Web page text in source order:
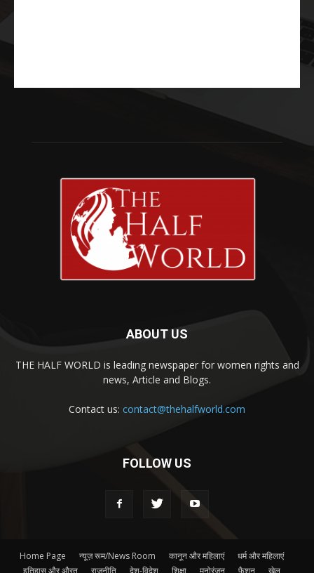
ABOUT US
THE HALF WORLD is leading newspaper for women rights and
news, Article and Blogs.
Contact us: contact@thehalfworld.com
FOLLOW US
Home Page न्यूज़ रूम/News Room कानून और महिलाएं
धर्म और महिलाएं
इतिहास और औरत
राजनीति देश-विदेश शिक्षा मनोरंजन फैशन खेल